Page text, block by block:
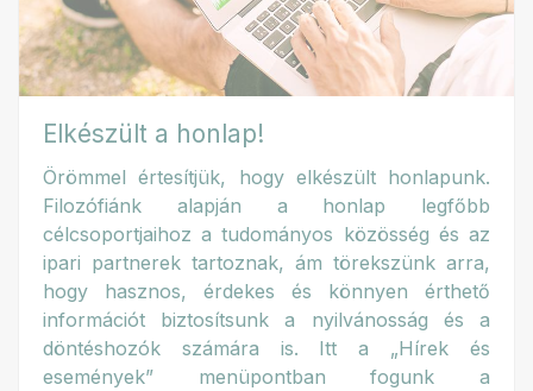
Elkészült a honlap!
Örömmel értesítjük, hogy elkészült honlapunk.
Filozófiánk alapján a honlap legfőbb
célcsoportjaihoz a tudományos közösség és az
ipari partnerek tartoznak, ám törekszünk arra,
hogy hasznos, érdekes és könnyen érthető
információt biztosítsunk a nyilvánosság és a
döntéshozók számára is. Itt a „Hírek és
események” menüpontban fogunk a